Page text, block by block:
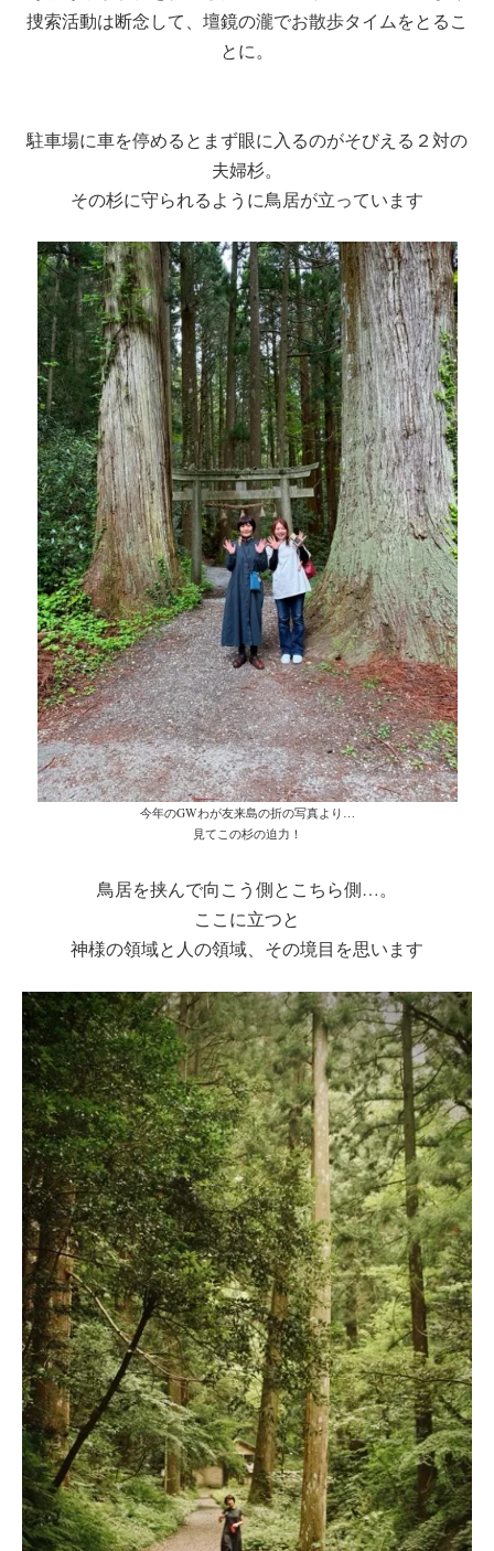
捜索活動は断念して、壇鏡の瀧でお散歩タイムをとるこ
とに。
駐車場に車を停めるとまず眼に入るのがそびえる２対の
夫婦杉。
その杉に守られるように鳥居が立っています
今年のGWわが友来島の折の写真より…
見てこの杉の迫力！
鳥居を挟んで向こう側とこちら側…。
ここに立つと
神様の領域と人の領域、その境目を思います